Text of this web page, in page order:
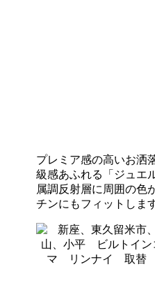
プレミア感の高いお洒
級感あふれる「ジュエ
属調反射層に周囲の色
チンにもフィットしま